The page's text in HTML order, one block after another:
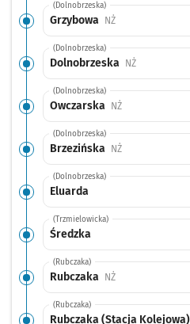
(Dolnobrzeska)
Grzybowa NŻPrzystanek na
(Dolnobrzeska)
Dolnobrzeska NŻPrzystanek
(Dolnobrzeska)
Owczarska NŻPrzystanek na
(Dolnobrzeska)
Brzezińska NŻPrzystanek na
(Dolnobrzeska)
Eluarda
(Trzmielowicka)
Średzka
(Rubczaka)
Rubczaka NŻPrzystanek na
(Rubczaka)
Rubczaka (Stacja Kolejowa)